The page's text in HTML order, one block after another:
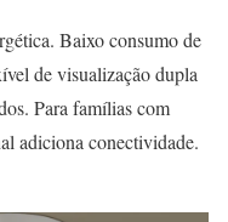
Baixo consumo de
de visualização dupla
Para famílias com
adiciona conectividade.